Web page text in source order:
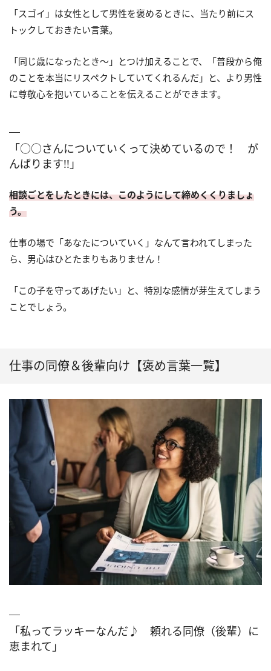
「スゴイ」は女性として男性を褒めるときに、当たり前にス
トックしておきたい言葉。
「同じ歳になったとき〜」とつけ加えることで、「普段から俺
のことを本当にリスペクトしていてくれるんだ」と、より男性
に尊敬心を抱いていることを伝えることができます。
「○○さんについていくって決めているので！ が
んばります!!」
相談ごとをしたときには、このようにして締めくくりましょ
う。
仕事の場で「あなたについていく」なんて言われてしまった
ら、男心はひとたまりもありません！
「この子を守ってあげたい」と、特別な感情が芽生えてしまう
ことでしょう。
仕事の同僚＆後輩向け【褒め言葉一覧】
「私ってラッキーなんだ♪ 頼れる同僚（後輩）に
恵まれて」